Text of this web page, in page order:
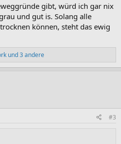
gibt, würd ich gar nix
und gut is. Solang alle
können, steht das ewig
und 3 andere
#3